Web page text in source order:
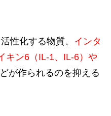
性化する物質、 インタ
キン6（IL-1、IL-6）や
が作られるのを抑える